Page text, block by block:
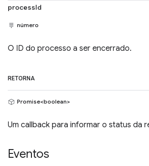
processId
número
O ID do processo a ser encerrado.
RETORNA
Promise<boolean>
Um callback para informar o status da
Eventos